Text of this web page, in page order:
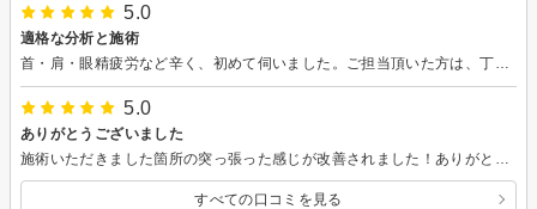
5.0
適格な分析と施術
5.0
ありがとうございました
すべての口コミを見る